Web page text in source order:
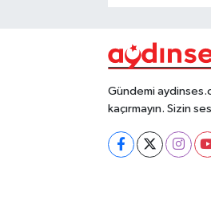
Gündemi
kaçırmayın. Sizin